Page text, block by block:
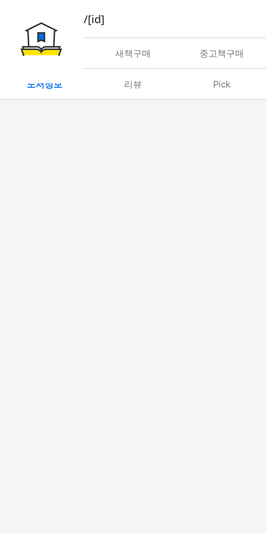
book/rent/[id]
대여 새책구매 중고책구매
도서정보 리뷰 Pick